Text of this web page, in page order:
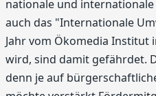
nationale und
auch das "Internationale
Jahr vom Ökomedia Institut
wird, sind damit gefährdet.
denn je auf